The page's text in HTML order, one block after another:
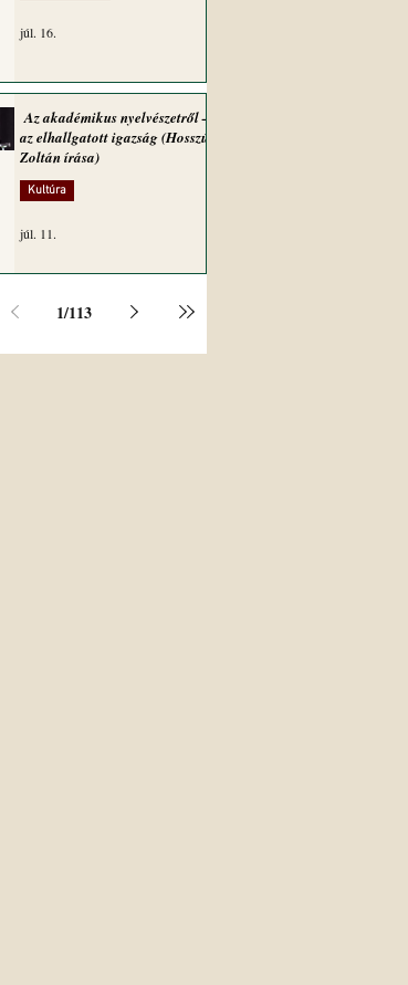
júl. 16.
Az akadémikus nyelvészetről –
az elhallgatott igazság (Hosszú
Zoltán írása)
Kultúra
júl. 11.
1/113